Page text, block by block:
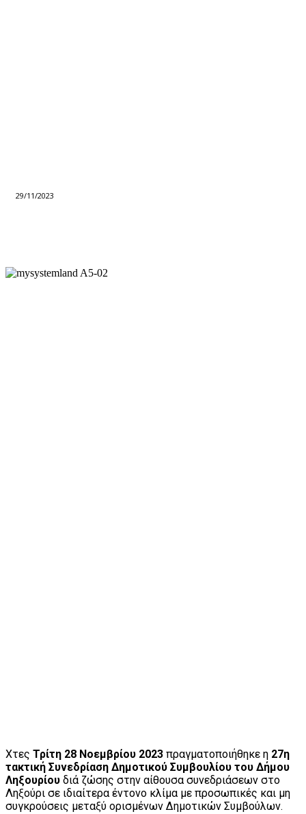
29/11/2023
Χτες Τρίτη 28 Νοεμβρίου 2023 πραγματοποιήθηκε η 27η
τακτική Συνεδρίαση Δημοτικού Συμβουλίου του Δήμου
Ληξουρίου διά ζώσης στην αίθουσα συνεδριάσεων στο
Ληξούρι σε ιδιαίτερα έντονο κλίμα με προσωπικές και μη
συγκρούσεις μεταξύ ορισμένων Δημοτικών Συμβούλων.